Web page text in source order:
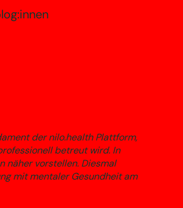
der nilo.health Plattform,
betreut wird. In
näher vorstellen. Diesmal
mit mentaler Gesundheit am